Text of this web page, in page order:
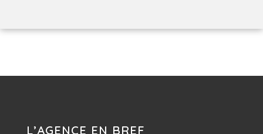
L’AGENCE EN BREF